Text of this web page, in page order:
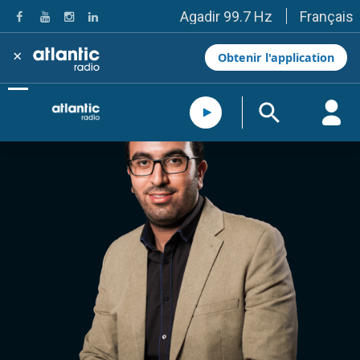
Agadir 99.7 Hz
Tanger 103.3 Hz
Tétouan 87.8 Hz
Fès 98.8 Hz
Meknès 97.2 Hz
El Jadida 97.3
Settat 104,6
Essaouira 96.6
Taounate 95.6
Tiznit 103.1
SkhourRhamna 92.2
Taroudant 104.9
Guelmim 91.9
Tan-Tan 95.2
Tafraout 104.9
Casablanca 92.5 Hz
Rabat, Salé 106.9 Hz
Marrakech 90.5 Hz
Français
× Obtenir l'application